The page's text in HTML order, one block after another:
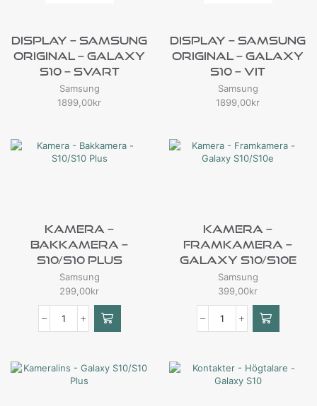
Display – Samsung
Original – Galaxy
S10 – Svart
Samsung
1899,00kr
Display – Samsung
Original – Galaxy
S10 – Vit
Samsung
1899,00kr
Kamera –
Bakkamera –
S10/S10 Plus
Samsung
299,00kr
Kamera –
Framkamera –
Galaxy S10/S10e
Samsung
399,00kr